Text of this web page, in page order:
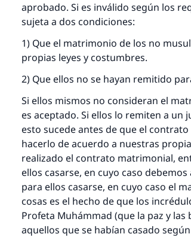
aprobado. Si es inválido según los
sujeta a dos condiciones:
1) Que el matrimonio de los no
propias leyes y costumbres.
2) Que ellos no se hayan remitido
Si ellos mismos no consideran el
es aceptado. Si ellos lo remiten a un
esto sucede antes de que el
hacerlo de acuerdo a nuestras
realizado el contrato matrimonial,
ellos casarse, en cuyo caso
para ellos casarse, en cuyo caso el
cosas es el hecho de que los
Profeta Muhámmad (que la paz y las
aquellos que se habían casado
La respuesta no.
Desde la Q hasta la
"Una persona que
misma